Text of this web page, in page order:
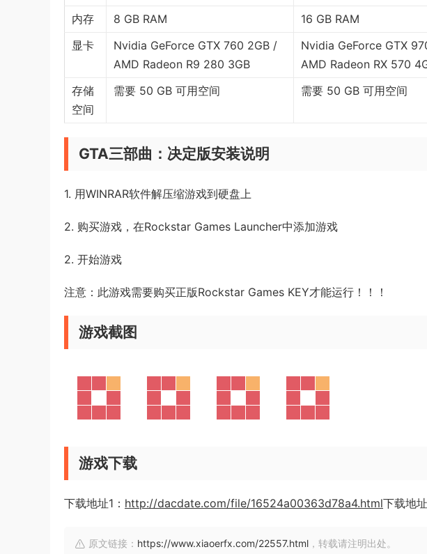
内存
8 GB RAM
16 GB RAM
显卡
Nvidia GeForce GTX 760 2GB /
AMD Radeon R9 280 3GB
Nvidia GeForce GTX
AMD Radeon RX 570
存储
空间
需要 50 GB 可用空间 需要 50 GB 可用空间
GTA三部曲：决定版安装说明
1. 用WINRAR软件解压缩游戏到硬盘上
2. 购买游戏，在Rockstar Games Launcher中添加游戏
2. 开始游戏
注意：此游戏需要购买正版Rockstar Games KEY才能运行！！！
游戏截图
游戏下载
下载地址1： http://dacdate.com/file/16524a00363d78a4.html下载地
原文链接： https://www.xiaoerfx.com/22557.html ，转载请注明出处。